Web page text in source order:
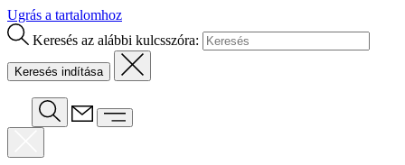
Ugrás a tartalomhoz
Keresés az alábbi kulcsszóra: